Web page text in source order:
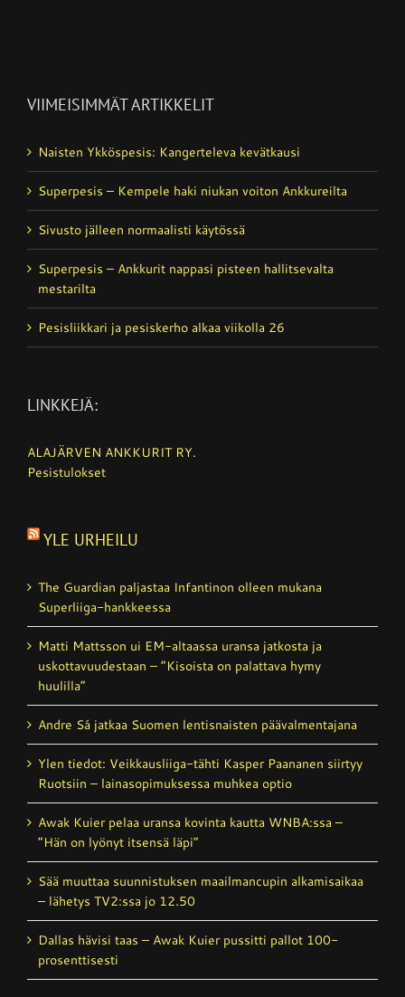
VIIMEISIMMÄT ARTIKKELIT
Naisten Ykköspesis: Kangerteleva kevätkausi
Superpesis – Kempele haki niukan voiton Ankkureilta
Sivusto jälleen normaalisti käytössä
Superpesis – Ankkurit nappasi pisteen hallitsevalta
mestarilta
Pesisliikkari ja pesiskerho alkaa viikolla 26
LINKKEJÄ:
ALAJÄRVEN ANKKURIT RY.
Pesistulokset
YLE URHEILU
The Guardian paljastaa Infantinon olleen mukana
Superliiga-hankkeessa
Matti Mattsson ui EM-altaassa uransa jatkosta ja
uskottavuudestaan – ”Kisoista on palattava hymy
huulilla”
Andre Sá jatkaa Suomen lentisnaisten päävalmentajana
Ylen tiedot: Veikkausliiga-tähti Kasper Paananen siirtyy
Ruotsiin – lainasopimuksessa muhkea optio
Awak Kuier pelaa uransa kovinta kautta WNBA:ssa –
”Hän on lyönyt itsensä läpi”
Sää muuttaa suunnistuksen maailmancupin alkamisaikaa
– lähetys TV2:ssa jo 12.50
Dallas hävisi taas – Awak Kuier pussitti pallot 100-
prosenttisesti